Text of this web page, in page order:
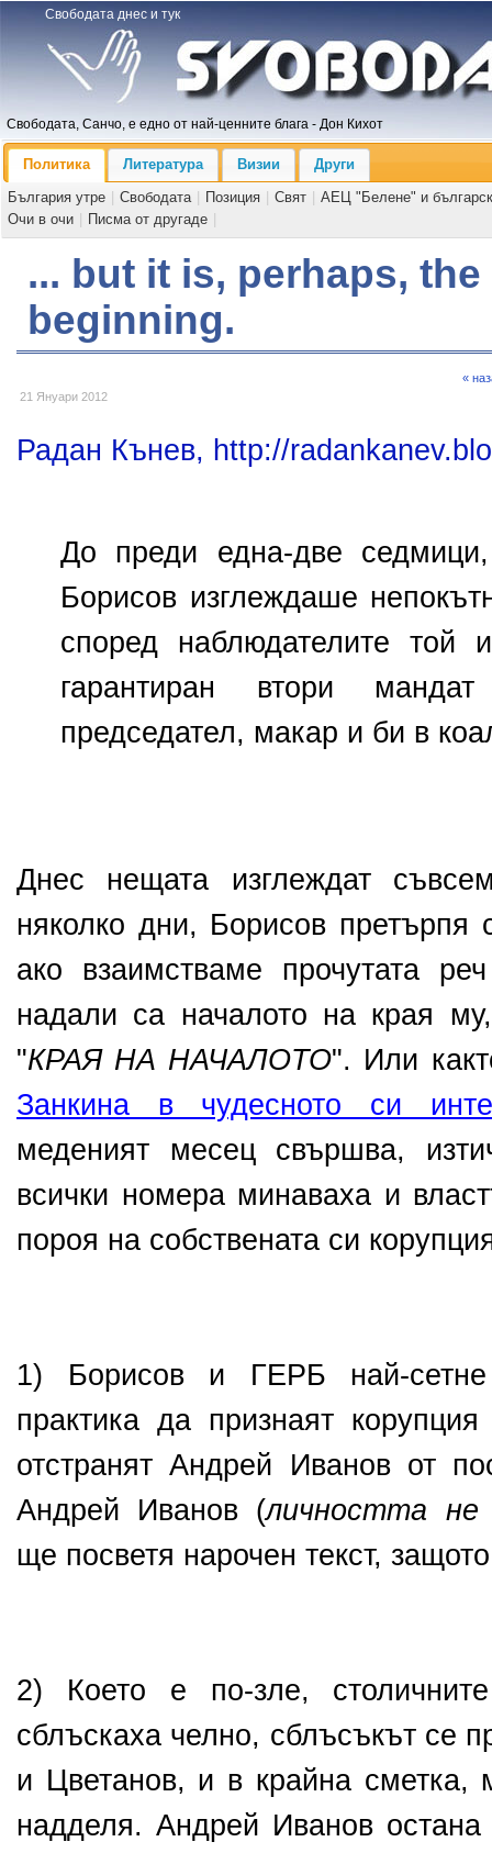
Свободата днес и тук
Свободата, Санчо, е едно от най-ценните блага - Дон Кихот
Политика Литература Визии
Други
България утре
Свободата Позиция Свят
АЕЦ "Белене" и
Очи в очи
Писма от другаде
... but it is, perhaps,
beginning.
21 Януари 2012
«
Радан Кънев, http://
До преди една-две
Борисов изглеждаше
според наблюдателите
гарантиран втори
председател, макар и би в
Днес нещата изглеждат
няколко дни, Борисов претърпя
ако взаимстваме прочутата
надали са началото на края
"КРАЯ НА НАЧАЛОТО". Или
Занкина в чудесното си
меденият месец свършва,
всички номера минаваха и
пороя на собствената си
1) Борисов и ГЕРБ най-
практика да признаят
отстранят Андрей Иванов от
Андрей Иванов (личността не
ще посветя нарочен текст,
2) Което е по-зле,
сблъскаха челно, сблъсъкът се
и Цветанов, и в крайна сметка,
надделя. Андрей Иванов остана